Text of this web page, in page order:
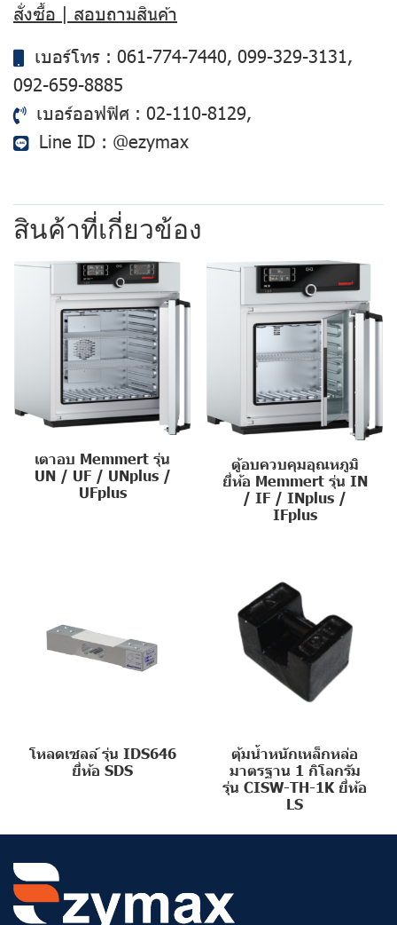
สั่งซื้อ | สอบถามสินค้า
เบอร์โทร : 061-774-7440, 099-329-3131 ,
092-659-8885
เบอร์ออฟฟิศ : 02-110-8129,
Line ID : @ezymax
สินค้าที่เกี่ยวข้อง
เตาอบ Memmert รุ่น
UN / UF / UNplus /
UFplus
ตู้อบควบคุมอุณหภูมิ
ยี่ห้อ Memmert รุ่น IN
/ IF / INplus /
IFplus
โหลดเซลล์ รุ่น IDS646
ยี่ห้อ SDS
ตุ้มน้ำหนักเหล็กหล่อ
มาตรฐาน 1 กิโลกรัม
รุ่น CISW-TH-1K ยี่ห้อ
LS